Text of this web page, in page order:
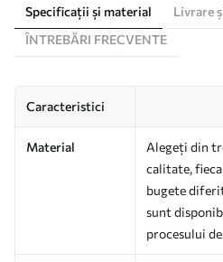
Specificații și material
Livrare
ÎNTREBĂRI FRECVENTE
Caracteristici
Material
Alegeți din
calitate,
bugete
sunt
procesului